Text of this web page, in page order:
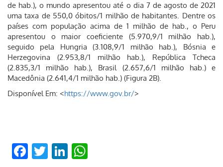
de hab.), o mundo apresentou até o dia 7 de agosto de 2021
uma taxa de 550,0 óbitos/1 milhão de habitantes. Dentre os
países com população acima de 1 milhão de hab., o Peru
apresentou o maior coeficiente (5.970,9/1 milhão hab.),
seguido pela Hungria (3.108,9/1 milhão hab.), Bósnia e
Herzegovina (2.953,8/1 milhão hab.), República Tcheca
(2.835,3/1 milhão hab.), Brasil (2.657,6/1 milhão hab.) e
Macedônia (2.641,4/1 milhão hab.) (Figura 2B).
Disponível Em: <https://www.gov.br/>
Facebook
TwitterLinkedIn